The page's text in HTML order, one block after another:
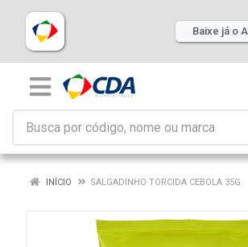
Baixe já o
INÍCIO SALGADINHO TORCIDA CEBOLA 35G